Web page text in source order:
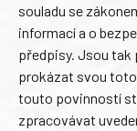
souladu se
informací a o
předpisy. Jsou tak
prokázat svou
touto povinností
zpracovávat